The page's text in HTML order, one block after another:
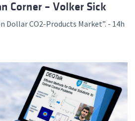
Corner – Volker Sick
Dollar CO2-Products Market”. - 14h